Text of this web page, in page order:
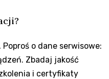
o dane serwisowe:
Zbadaj jakość
i certyfikaty